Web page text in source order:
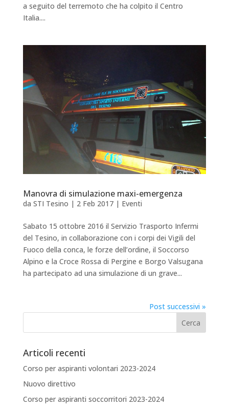
a seguito del terremoto che ha colpito il Centro
Italia....
Manovra di simulazione maxi-emergenza
da STI Tesino | 2 Feb 2017| Eventi
Sabato 15 ottobre 2016 il Servizio Trasporto Infermi
del Tesino, in collaborazione con i corpi dei Vigili del
Fuoco della conca, le forze dell’ordine, il Soccorso
Alpino e la Croce Rossa di Pergine e Borgo Valsugana
ha partecipato ad una simulazione di un grave...
Post successivi »
Articoli recenti
Corso per aspiranti volontari 2023-2024
Nuovo direttivo
Corso per aspiranti soccorritori 2023-2024